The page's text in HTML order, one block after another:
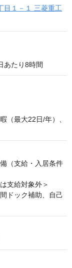
目１－１ 三菱重工
あたり8時間
（最大22日/年）、
（支給・入居条件
支給対象外＞
ドック補助、自己